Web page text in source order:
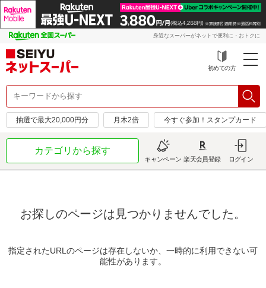
身近なスーパーがネットで便利に・おトクに
初めての方
抽選で最大20,000円分 月木2倍 今すぐ参加！スタンプカード
カテゴリから探す
キャンペーン 楽天会員登録 ログイン
お探しのページは見つかりませんでした。
指定されたURLのページは存在しないか、一時的に利用できない可
能性があります。